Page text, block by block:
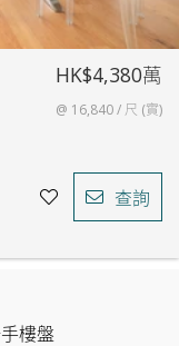
HK$4,380萬
@ 16,840 / 尺 (實)
查詢
樓盤